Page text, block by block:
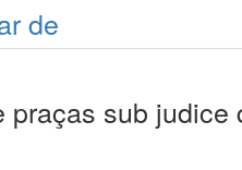
de
praças sub